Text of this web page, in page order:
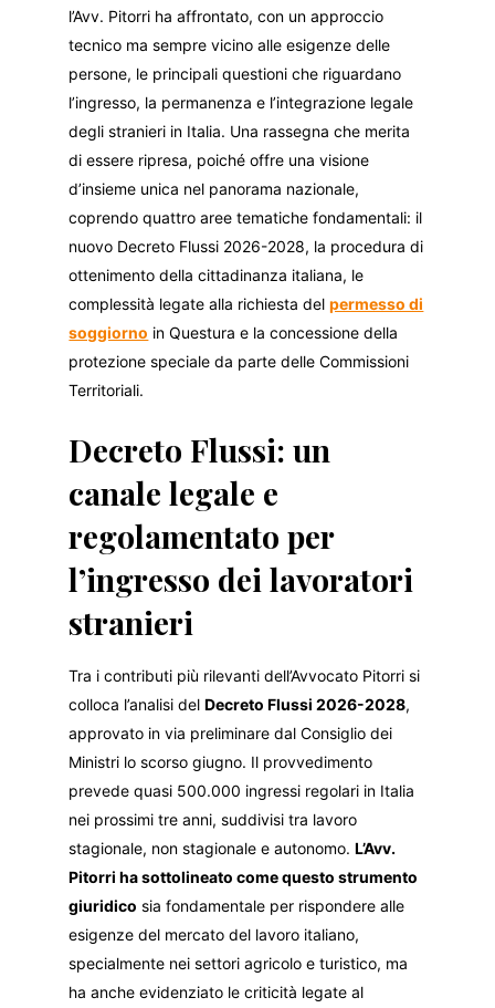
l’Avv. Pitorri ha affrontato, con un approccio
tecnico ma sempre vicino alle esigenze delle
persone, le principali questioni che riguardano
l’ingresso, la permanenza e l’integrazione legale
degli stranieri in Italia. Una rassegna che merita
di essere ripresa, poiché offre una visione
d’insieme unica nel panorama nazionale,
coprendo quattro aree tematiche fondamentali: il
nuovo Decreto Flussi 2026-2028, la procedura di
ottenimento della cittadinanza italiana, le
complessità legate alla richiesta delpermesso di
soggiorno in Questura e la concessione della
protezione speciale da parte delle Commissioni
Territoriali.
Decreto Flussi: un
canale legale e
regolamentato per
l’ingresso dei lavoratori
stranieri
Tra i contributi più rilevanti dell’Avvocato Pitorri si
colloca l’analisi delDecreto Flussi 2026-2028,
approvato in via preliminare dal Consiglio dei
Ministri lo scorso giugno. Il provvedimento
prevede quasi 500.000 ingressi regolari in Italia
nei prossimi tre anni, suddivisi tra lavoro
stagionale, non stagionale e autonomo.L’Avv.
Pitorri ha sottolineato come questo strumento
giuridico sia fondamentale per rispondere alle
esigenze del mercato del lavoro italiano,
specialmente nei settori agricolo e turistico, ma
ha anche evidenziato le criticità legate al